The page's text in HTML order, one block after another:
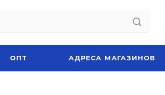
ОПТ АДРЕСА МАГАЗИНОВ